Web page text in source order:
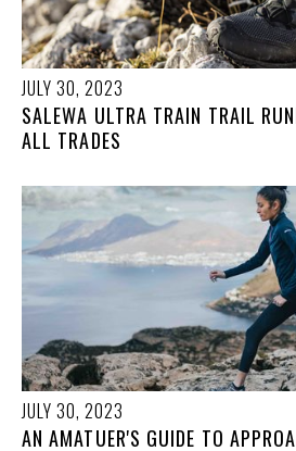
JULY 30, 2023
SALEWA ULTRA TRAIN TRAIL
ALL TRADES
JULY 30, 2023
AN AMATUER'S GUIDE TO